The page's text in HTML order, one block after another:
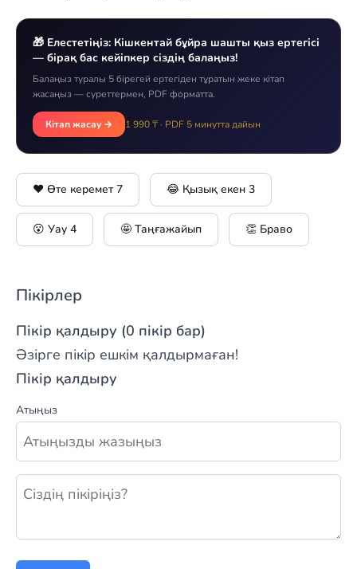
🎁 Елестетіңіз: Кішкентай бұйра шашты қыз ертегісі
— бірақ бас кейіпкер сіздің балаңыз!
Балаңыз туралы 5 бірегей ертегіден тұратын жеке кітап
жасаңыз — суреттермен, PDF форматта.
Кітап жасау → 1 990 ₸ · PDF 5 минутта дайын
❤️ Өте керемет 7 😂 Қызық екен 3
😮 Уау 4 🤩 Таңғажайып 👏 Браво
Пікірлер
Пікір қалдыру (0 пікір бар)
Әзірге пікір ешкім қалдырмаған!
Пікір қалдыру
Атыңыз
Жаңа пікір қалдыру